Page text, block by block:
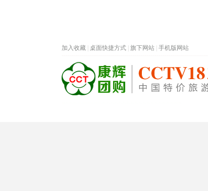
加入收藏 桌面快捷方式 旗下网站 手机版网站